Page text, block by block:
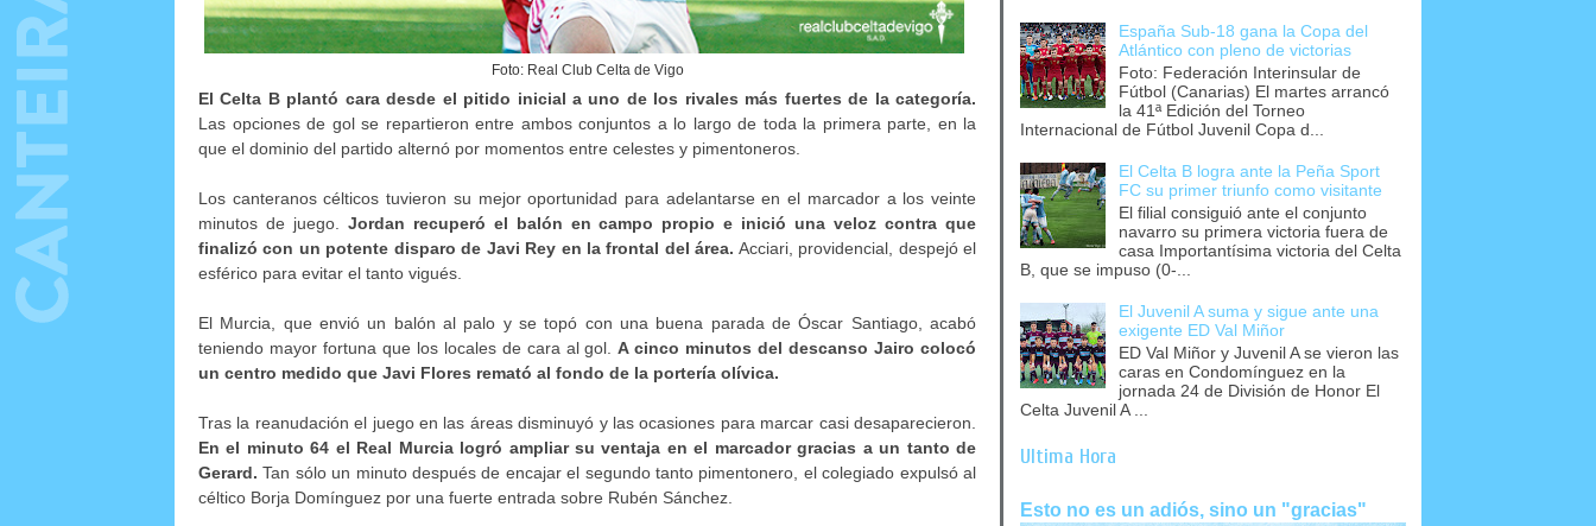
Foto: Real Club Celta de Vigo
El Celta B plantó cara desde el pitido inicial a uno de los rivales más fuertes de la categoría.
Las opciones de gol se repartieron entre ambos conjuntos a lo largo de toda la primera parte, en la
que el dominio del partido alternó por momentos entre celestes y pimentoneros.
Los canteranos célticos tuvieron su mejor oportunidad para adelantarse en el marcador a los veinte
minutos de juego. Jordan recuperó el balón en campo propio e inició una veloz contra que
finalizó con un potente disparo de Javi Rey en la frontal del área. Acciari, providencial, despejó el
esférico para evitar el tanto vigués.
El Murcia, que envió un balón al palo y se topó con una buena parada de Óscar Santiago, acabó
teniendo mayor fortuna que los locales de cara al gol.A cinco minutos del descanso Jairo colocó
un centro medido que Javi Flores remató al fondo de la portería olívica.
Tras la reanudación el juego en las áreas disminuyó y las ocasiones para marcar casi desaparecieron.
En el minuto 64 el Real Murcia logró ampliar su ventaja en el marcador gracias a un tanto de
Gerard. Tan sólo un minuto después de encajar el segundo tanto pimentonero, el colegiado expulsó al
céltico Borja Domínguez por una fuerte entrada sobre Rubén Sánchez.
España Sub-18 gana la Copa del
Atlántico con pleno de victorias
Foto: Federación Interinsular de
Fútbol (Canarias) El martes arrancó
la 41ª Edición del Torneo
Internacional de Fútbol Juvenil Copa d...
El Celta B logra ante la Peña Sport
FC su primer triunfo como visitante
El filial consiguió ante el conjunto
navarro su primera victoria fuera de
casa Importantísima victoria del Celta
B, que se impuso (0-...
El Juvenil A suma y sigue ante una
exigente ED Val Miñor
ED Val Miñor y Juvenil A se vieron las
caras en Condomínguez en la
jornada 24 de División de Honor El
Celta Juvenil A ...
Última Hora
Esto no es un adiós, sino un "gracias"